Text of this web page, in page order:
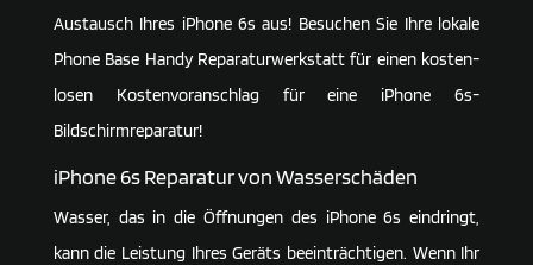
Austausch Ihres iPhone 6s aus! Besu­chen Sie Ihre lokale
Phone Base Handy Repa­ra­tur­werk­statt für einen kosten­
losen Kosten­vor­anschlag für eine iPhone 6s-
Bildschirmreparatur!
iPhone 6s Repa­ratur von Wasserschäden
Wasser, das in die Öffnungen des iPhone 6s eindringt,
kann die Leis­tung Ihres Geräts beein­träch­tigen. Wenn Ihr